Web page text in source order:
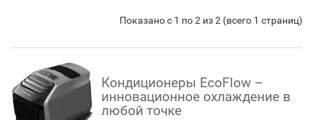
Показано с 1 по 2 из 2 (всего 1 страниц)
Кондиционеры EcoFlow –
инновационное охлаждение в
любой точке